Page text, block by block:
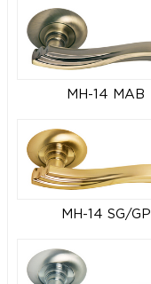
MH-14 MAB
MH-14 SG/GP